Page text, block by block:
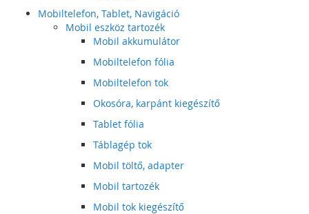
Mobiltelefon, Tablet, Navigáció
Mobil eszköz tartozék
Mobil akkumulátor
Mobiltelefon fólia
Mobiltelefon tok
Okosóra, karpánt kiegészítő
Tablet fólia
Táblagép tok
Mobil töltő, adapter
Mobil tartozék
Mobil tok kiegészítő